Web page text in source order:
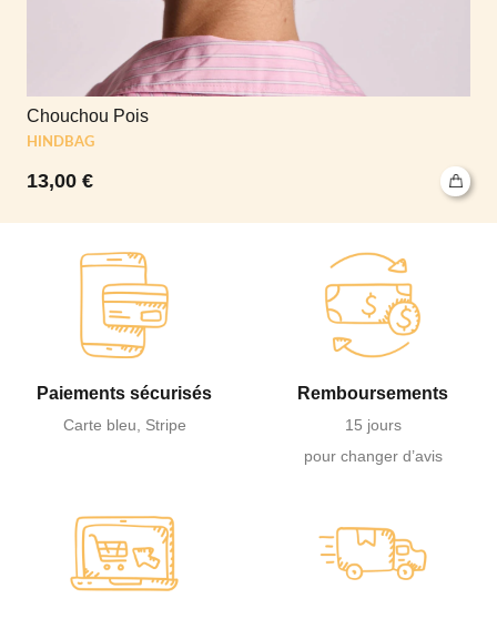
Chouchou Pois
HINDBAG
13,00 €
Paiements sécurisés
Carte bleu, Stripe
Remboursements
15 jours
pour changer d’avis